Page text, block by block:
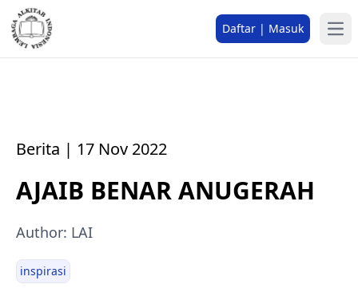
Daftar | Masuk
Berita | 17 Nov 2022
AJAIB BENAR ANUGERAH
Author: LAI
inspirasi